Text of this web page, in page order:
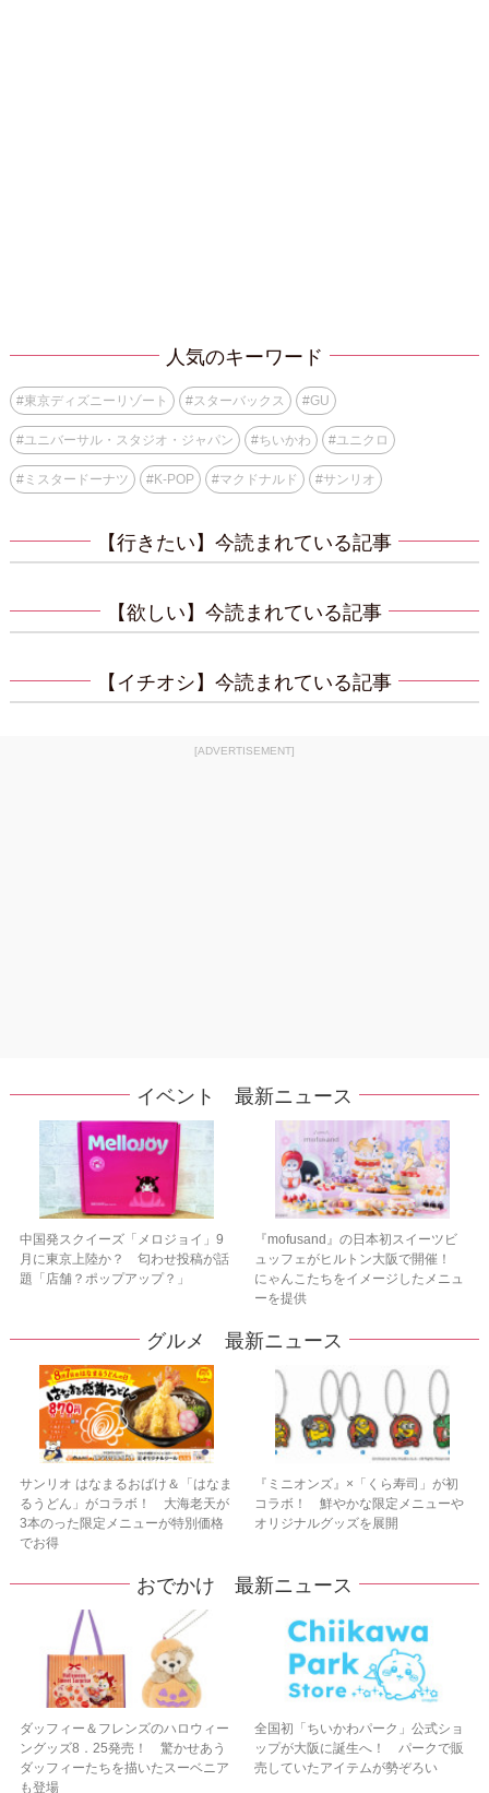
人気のキーワード
#東京ディズニーリゾート #スターバックス #GU
#ユニバーサル・スタジオ・ジャパン #ちいかわ #ユニクロ
#ミスタードーナツ #K-POP #マクドナルド #サンリオ
【行きたい】今読まれている記事
【欲しい】今読まれている記事
【イチオシ】今読まれている記事
[ADVERTISEMENT]
イベント 最新ニュース
中国発スクイーズ「メロジョイ」9
月に東京上陸か？ 匂わせ投稿が話
題「店舗？ポップアップ？」
『mofusand』の日本初スイーツビ
ュッフェがヒルトン大阪で開催！
にゃんこたちをイメージしたメニュ
ーを提供
グルメ 最新ニュース
サンリオ はなまるおばけ＆「はなま
るうどん」がコラボ！ 大海老天が
3本のった限定メニューが特別価格
でお得
『ミニオンズ』×「くら寿司」が初
コラボ！ 鮮やかな限定メニューや
オリジナルグッズを展開
おでかけ 最新ニュース
ダッフィー＆フレンズのハロウィー
ングッズ8．25発売！ 驚かせあう
ダッフィーたちを描いたスーベニア
も登場
全国初「ちいかわパーク」公式ショ
ップが大阪に誕生へ！ パークで販
売していたアイテムが勢ぞろい